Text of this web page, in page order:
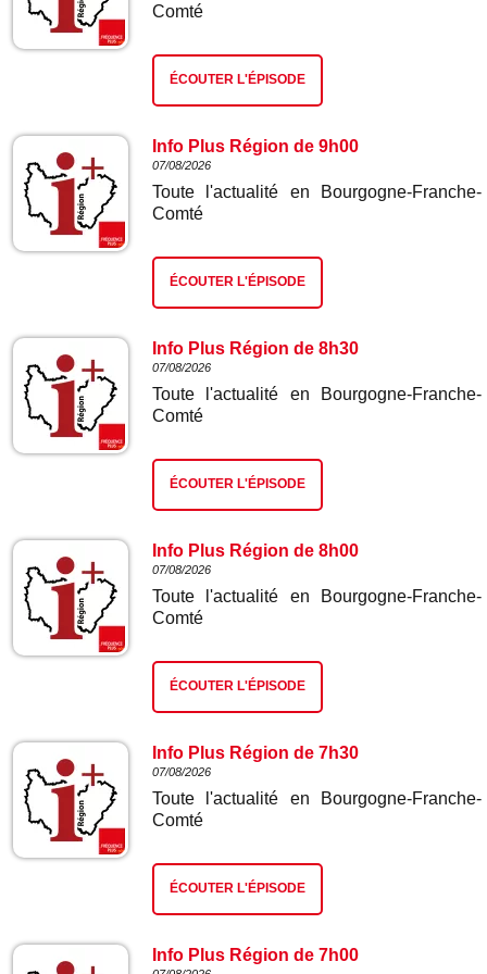
Comté
ÉCOUTER L'ÉPISODE
Info Plus Région de 9h00
07/08/2026
Toute l'actualité en Bourgogne-Franche-
Comté
ÉCOUTER L'ÉPISODE
Info Plus Région de 8h30
07/08/2026
Toute l'actualité en Bourgogne-Franche-
Comté
ÉCOUTER L'ÉPISODE
Info Plus Région de 8h00
07/08/2026
Toute l'actualité en Bourgogne-Franche-
Comté
ÉCOUTER L'ÉPISODE
Info Plus Région de 7h30
07/08/2026
Toute l'actualité en Bourgogne-Franche-
Comté
ÉCOUTER L'ÉPISODE
Info Plus Région de 7h00